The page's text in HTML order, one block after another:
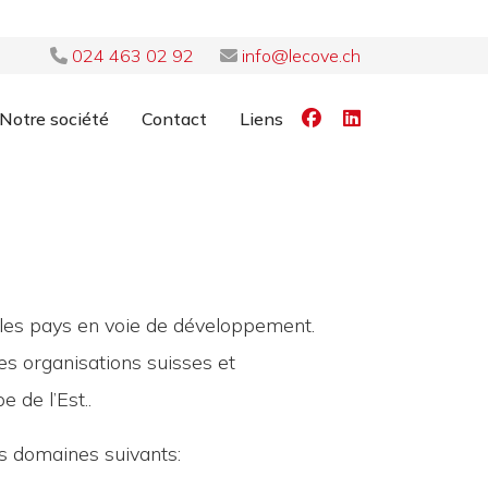
024 463 02 92 info@lecove.ch
Notre société Contact Liens
pays en voie de développement.
organisations suisses et
de l’Est..
domaines suivants: